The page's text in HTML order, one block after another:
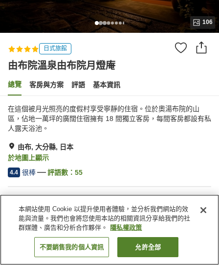
106
日式旅館
由布院溫泉由布院月燈庵
總覽 客房與方案 評語 基本資訊
在這個被月光照亮的度假村享受寧靜的住宿。位於奧湯布院的山
區，佔地一萬坪的廣闊住宿擁有 18 間獨立客房，每間客房都設有私
人露天浴池。
由布, 大分縣, 日本
於地圖上顯示
4.4 很棒 評語數： 55
宅配服務
喚醒服務
私人餐廳
露天浴池（溫泉）
日本 大分縣 由布 由布院溫泉由布院月燈庵
找客房
本網站使用 Cookie 以提升使用者體驗，並分析我們網站的效
能與流量。我們也會將您使用本站的相關資訊分享給我們的社
群媒體、廣告和分析合作夥伴。
隱私權政策
不要銷售我的個人資訊 允許全部